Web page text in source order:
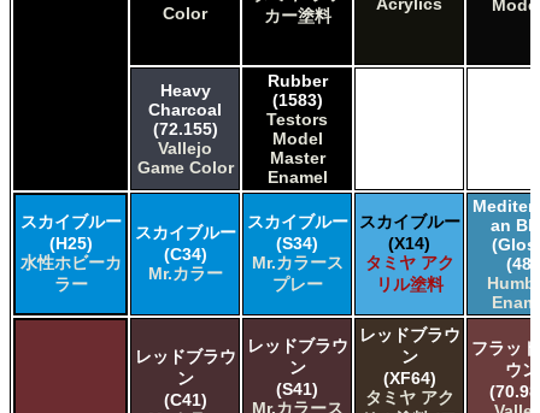
Color
カー塗料
Acrylics
Heavy
Charcoal
(72.155)
Vallejo
Game Color
Rubber
(1583)
Testors
Model
Master
Enamel
スカイブルー
(H25)
水性ホビーカ
ラー
スカイブルー
(C34)
Mr.カラー
スカイブルー
(S34)
Mr.カラース
プレー
スカイブルー
(X14)
タミヤ アク
リル塗料
an
(48)
レッドブラウ
ン
(C41)
レッドブラウ
ン
(S41)
Mr.カラース
レッドブラウ
ン
(XF64)
タミヤ アク
フラッ
ウン